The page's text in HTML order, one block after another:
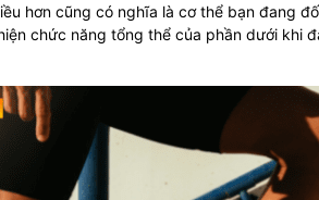
hơn cũng có nghĩa là cơ thể bạn đang
chức năng tổng thể của phần dưới khi